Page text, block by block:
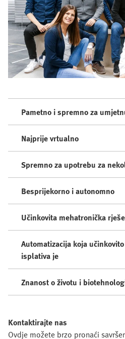
Pametno i spremno za
Najprije vrtualno
Spremno za upotrebu za
Besprijekorno i autonomno
Učinkovita mehatronička
Automatizacija koja
isplativa je
Znanost o životu i
Kontaktirajte nas
Ovdje možete brzo pronaći